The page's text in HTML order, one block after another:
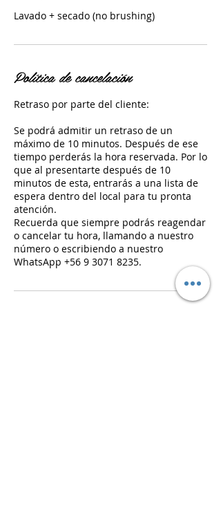
Lavado + secado (no brushing)
Política de cancelación
Retraso por parte del cliente:
Se podrá admitir un retraso de un
máximo de 10 minutos. Después de ese
tiempo perderás la hora reservada. Por lo
que al presentarte después de 10
minutos de esta, entrarás a una lista de
espera dentro del local para tu pronta
atención.
Recuerda que siempre podrás reagendar
o cancelar tu hora, llamando a nuestro
número o escribiendo a nuestro
WhatsApp +56 9 3071 8235.